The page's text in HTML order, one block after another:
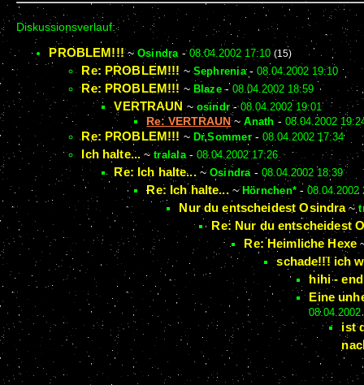
Diskussionsverlauf:
PROBLEM!!!~ Osindra- 08.04.2002 17:10 (15)
Re: PROBLEM!!! ~Sephrenia- 08.04.2002 19:10
Re: PROBLEM!!! ~ Blaze- 08.04.2002 18:59
VERTRAUN ~ osindr -08.04.2002 19:01
Re: VERTRAUN ~Anath - 08.04.2002
Re: PROBLEM!!! ~ Dr.Sommer- 08.04.2002 17:34
Ich halte... ~tralala- 08.04.2002 17:26
Re: Ich halte...~ Osindra- 08.04.2002 18:39
Re: Ich halte...~ Hörnchen* -08.04.2002
Nur du entscheidest Osindra~
Re: Nur du entscheidest
Re: Heimliche Hexe
schade!!! ich
hihi -
Eine
08.04.2002
ist